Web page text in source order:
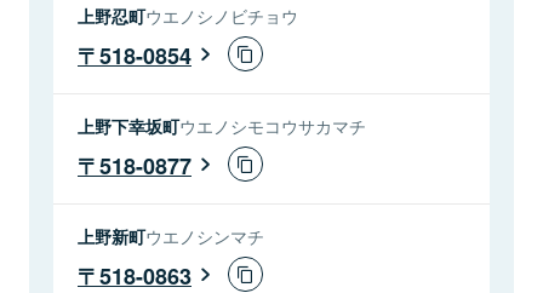
上野忍町ウエノシノビチョウ
518-0854
上野下幸坂町ウエノシモコウサカマチ
518-0877
上野新町ウエノシンマチ
518-0863